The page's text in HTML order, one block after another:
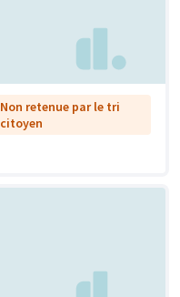
Non retenue par le tri
citoyen